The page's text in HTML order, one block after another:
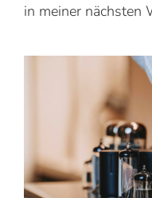
in meiner nächsten